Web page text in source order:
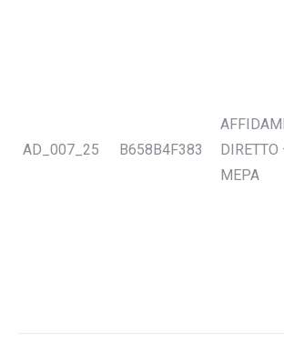
AD_007_25 B658B4F383
DIRETTO
MEPA